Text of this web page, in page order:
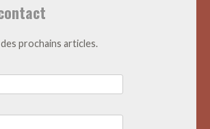
prochains articles.